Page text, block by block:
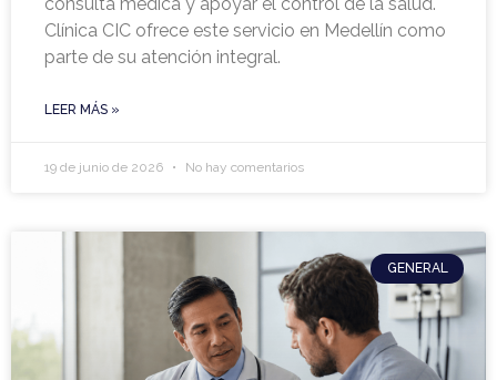
Clínica CIC ofrece este servicio en Medellín como
parte de su atención integral.
LEER MÁS »
19 de junio de 2026 No hay comentarios
GENERAL